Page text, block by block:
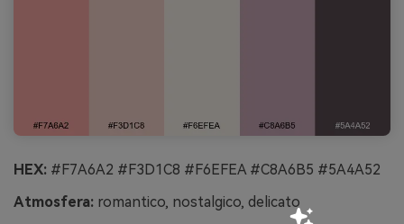
HEX: #F7A6A2 #F3D1C8 #F6EFEA #C8A6B5 #5A4A52
Atmosfera: romantico, nostalgico, delicato